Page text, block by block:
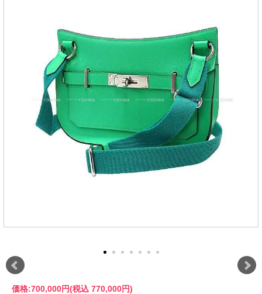
価格:700,000円(税込 770,000円)